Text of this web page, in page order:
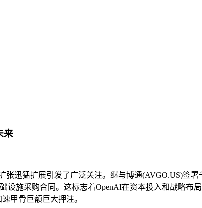
来
迅猛扩展引发了广泛关注。继与博通(AVGO.US)签
设施采购合同。这标志着OpenAI在资本投入和战略布
甲骨巨额巨大押注。